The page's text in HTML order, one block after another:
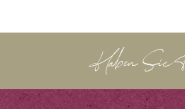
Haben Sie